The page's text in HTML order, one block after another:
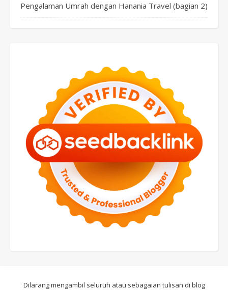
Pengalaman Umrah dengan Hanania Travel (bagian 2)
Dilarang mengambil seluruh atau sebagaian tulisan di blog